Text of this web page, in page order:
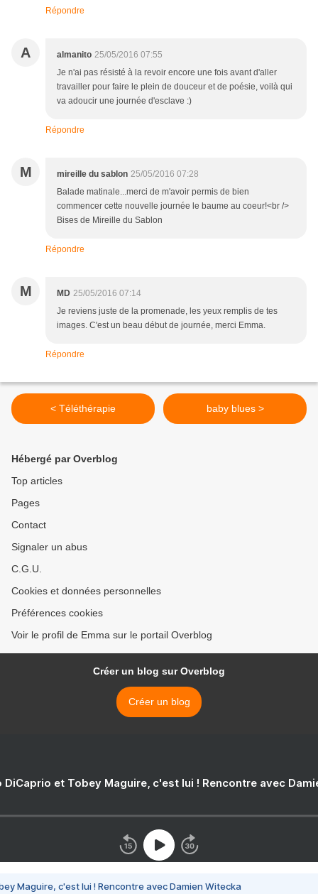
Répondre
A almanito 25/05/2016 07:55
Je n'ai pas résisté à la revoir encore une fois avant d'aller
travailler pour faire le plein de douceur et de poésie, voilà qui
va adoucir une journée d'esclave :)
Répondre
M mireille du sablon 25/05/2016 07:28
Balade matinale...merci de m'avoir permis de bien
commencer cette nouvelle journée le baume au coeur!<br />
Bises de Mireille du Sablon
Répondre
M MD 25/05/2016 07:14
Je reviens juste de la promenade, les yeux remplis de tes
images. C'est un beau début de journée, merci Emma.
Répondre
< Téléthérapie baby blues >
Hébergé par Overblog
Top articles
Pages
Contact
Signaler un abus
C.G.U.
Cookies et données personnelles
Préférences cookies
Voir le profil de Emma sur le portail Overblog
Créer un blog sur Overblog
Créer un blog
DiCaprio et Tobey Maguire, c'est lui ! Rencontre avec
Maguire, c'est lui ! Rencontre avec Damien Witecka